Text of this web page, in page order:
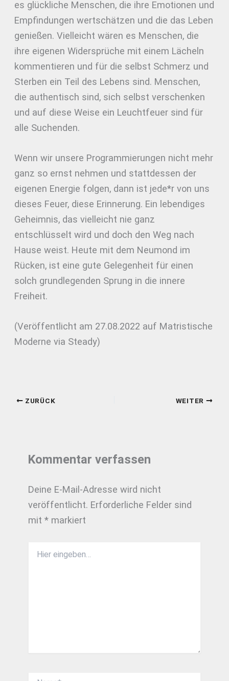
es glückliche Menschen, die ihre Emotionen und
Empfindungen wertschätzen und die das Leben
genießen. Vielleicht wären es Menschen, die
ihre eigenen Widersprüche mit einem Lächeln
kommentieren und für die selbst Schmerz und
Sterben ein Teil des Lebens sind. Menschen,
die authentisch sind, sich selbst verschenken
und auf diese Weise ein Leuchtfeuer sind für
alle Suchenden.
Wenn wir unsere Programmierungen nicht mehr
ganz so ernst nehmen und stattdessen der
eigenen Energie folgen, dann ist jede*r von uns
dieses Feuer, diese Erinnerung. Ein lebendiges
Geheimnis, das vielleicht nie ganz
entschlüsselt wird und doch den Weg nach
Hause weist. Heute mit dem Neumond im
Rücken, ist eine gute Gelegenheit für einen
solch grundlegenden Sprung in die innere
Freiheit.
(Veröffentlicht am 27.08.2022 auf Matristische
Moderne via Steady)
ZURÜCK WEITER
Kommentar verfassen
Deine E-Mail-Adresse wird nicht
veröffentlicht. Erforderliche Felder sind
mit* markiert
eingeben…